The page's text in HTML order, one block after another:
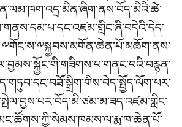
༸གོང་ས་༸སྐྱབས་མགོན་ཆེན་པོ་མཆོག་ནས་